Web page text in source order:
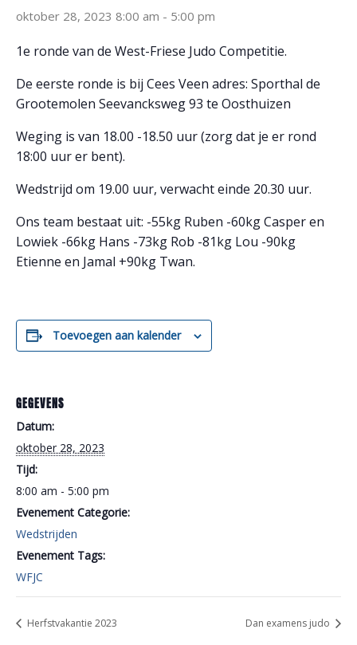
oktober 28, 2023 8:00 am - 5:00 pm
1e ronde van de West-Friese Judo Competitie.
De eerste ronde is bij Cees Veen adres: Sporthal de
Grootemolen Seevancksweg 93 te Oosthuizen
Weging is van 18.00 -18.50 uur (zorg dat je er rond
18:00 uur er bent).
Wedstrijd om 19.00 uur, verwacht einde 20.30 uur.
Ons team bestaat uit: -55kg Ruben -60kg Casper en
Lowiek -66kg Hans -73kg Rob -81kg Lou -90kg
Etienne en Jamal +90kg Twan.
Toevoegen aan kalender
GEGEVENS
Datum:
oktober 28, 2023
Tijd:
8:00 am - 5:00 pm
Evenement Categorie:
Wedstrijden
Evenement Tags:
WFJC
Herfstvakantie 2023 Dan examens judo